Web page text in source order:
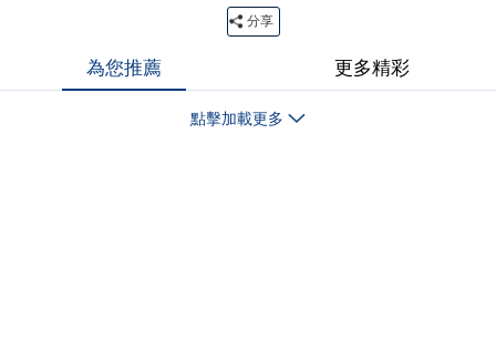
分享
為您推薦 更多精彩
點擊加載更多